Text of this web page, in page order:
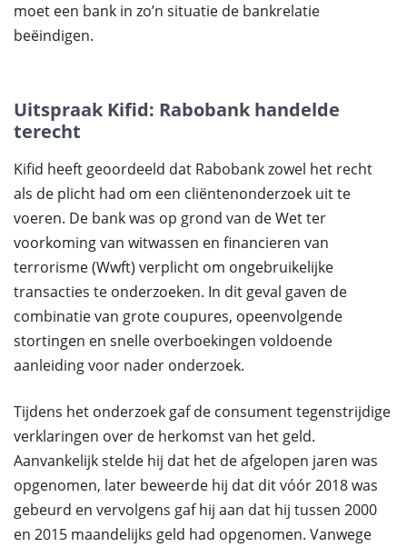
moet een bank in zo’n situatie de bankrelatie
beëindigen.
Uitspraak Kifid: Rabobank handelde
terecht
Kifid heeft geoordeeld dat Rabobank zowel het recht
als de plicht had om een cliëntenonderzoek uit te
voeren. De bank was op grond van de Wet ter
voorkoming van witwassen en financieren van
terrorisme (Wwft) verplicht om ongebruikelijke
transacties te onderzoeken. In dit geval gaven de
combinatie van grote coupures, opeenvolgende
stortingen en snelle overboekingen voldoende
aanleiding voor nader onderzoek.
Tijdens het onderzoek gaf de consument tegenstrijdige
verklaringen over de herkomst van het geld.
Aanvankelijk stelde hij dat het de afgelopen jaren was
opgenomen, later beweerde hij dat dit vóór 2018 was
gebeurd en vervolgens gaf hij aan dat hij tussen 2000
en 2015 maandelijks geld had opgenomen. Vanwege